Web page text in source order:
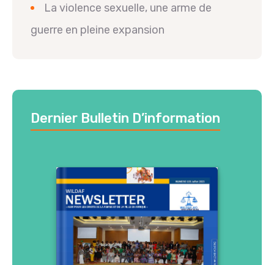
La violence sexuelle, une arme de
guerre en pleine expansion
Dernier Bulletin D’information